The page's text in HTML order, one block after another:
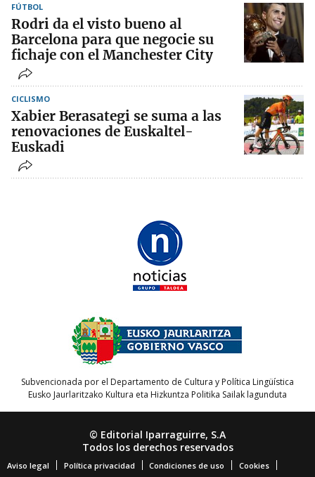
FÚTBOL
Rodri da el visto bueno al
Barcelona para que negocie su
fichaje con el Manchester City
CICLISMO
Xabier Berasategi se suma a las
renovaciones de Euskaltel-
Euskadi
Subvencionada por el Departamento de Cultura y Política Lingüística
Eusko Jaurlaritzako Kultura eta Hizkuntza Politika Sailak lagunduta
© Editorial Iparraguirre, S.A
Todos los derechos reservados
Aviso legal Política privacidad Condiciones de uso Cookies